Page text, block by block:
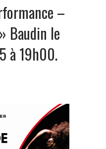
–
Baudin le
à 19h00.